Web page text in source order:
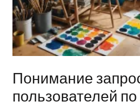
Понимание
пользователей